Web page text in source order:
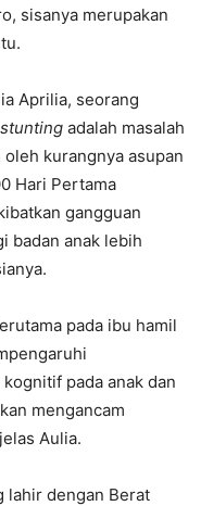
sisanya merupakan
Aprilia, seorang
stunting adalah masalah
kurangnya asupan
Hari Pertama
gangguan
badan anak lebih
pada ibu hamil
pada anak dan
mengancam
Aulia.
lahir dengan Berat